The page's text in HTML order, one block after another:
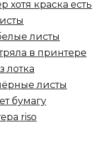
хотя краска есть
листы
в принтере
лотка
листы
бумагу
riso